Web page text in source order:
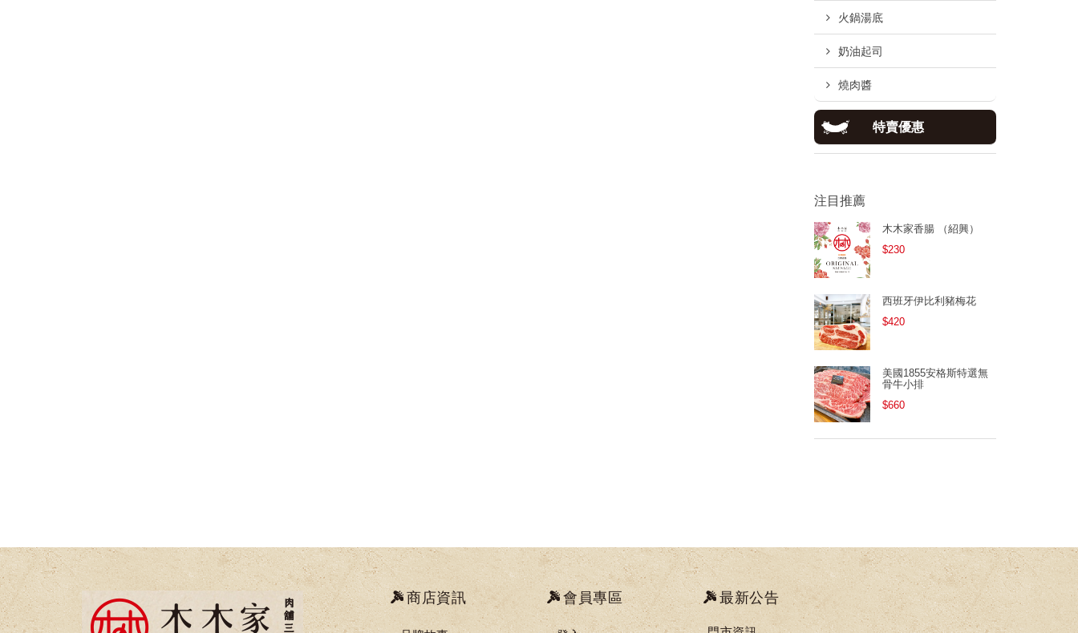
火鍋湯底
奶油起司
燒肉醬
特賣優惠
注目推薦
木木家香腸 （紹興）
$230
西班牙伊比利豬梅花
$420
美國1855安格斯特選無
骨牛小排
$660
商店資訊 會員專區 最新公告